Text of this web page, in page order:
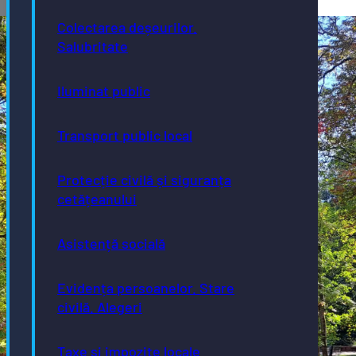
Colectarea deșeurilor.
Salubritate
Iluminat public
Transport public local
Protecție civilă și siguranța
cetățeanului
Asistență socială
Evidența persoanelor. Stare
civilă. Alegeri
Taxe și impozite locale